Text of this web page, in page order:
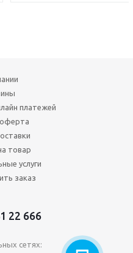
платежей
товар
услуги
заказ
22 666
сетях: